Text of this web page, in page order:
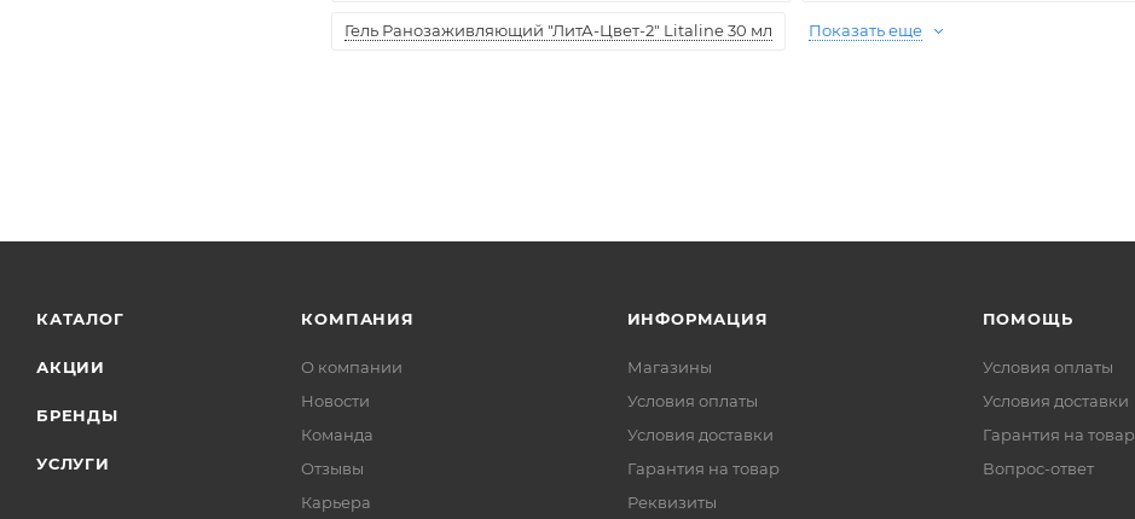
Гель Ранозаживляющий "ЛитА-Цвет-2" Litaline 30 мл Показать еще
КАТАЛОГ
АКЦИИ
БРЕНДЫ
УСЛУГИ
КОМПАНИЯ
О компании
Новости
Команда
Отзывы
Карьера
ИНФОРМАЦИЯ
Магазины
Условия оплаты
Условия доставки
Гарантия на товар
Реквизиты
ПОМОЩЬ
Условия оплаты
Условия доставки
Гарантия на товар
Вопрос-ответ